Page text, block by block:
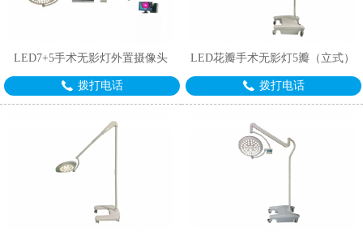
LED7+5手术无影灯外置摄像头
拨打电话
LED花瓣手术无影灯5瓣（立式）
拨打电话